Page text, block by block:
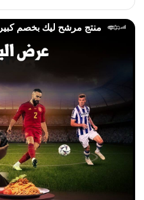
منتج مرشح ليك بخصم كبير